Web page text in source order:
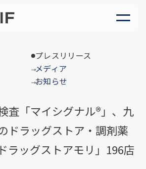
プレスリリース
→メディア
→お知らせ
査「マイシグナル®︎」、九
ドラッグストア・調剤薬
ラッグストアモリ」196店